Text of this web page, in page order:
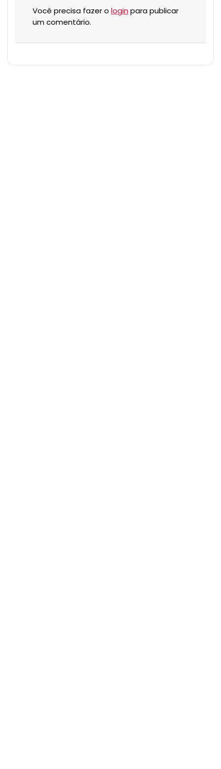
Você precisa fazer o login para publicar
um comentário.